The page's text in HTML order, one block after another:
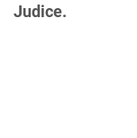
Judice.